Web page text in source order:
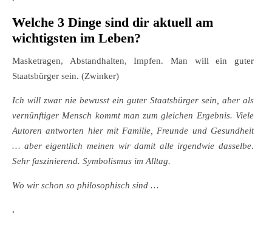
Welche 3 Dinge sind dir aktuell am
wichtigsten im Leben?
Masketragen, Abstandhalten, Impfen. Man will ein guter
Staatsbürger sein. (Zwinker)
Ich will zwar nie bewusst ein guter Staatsbürger sein, aber als
vernünftiger Mensch kommt man zum gleichen Ergebnis. Viele
Autoren antworten hier mit Familie, Freunde und Gesundheit
… aber eigentlich meinen wir damit alle irgendwie dasselbe.
Sehr faszinierend. Symbolismus im Alltag.
Wo wir schon so philosophisch sind …
.